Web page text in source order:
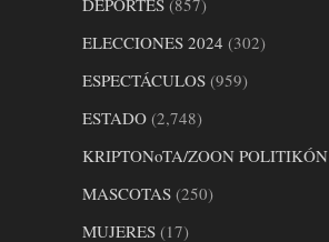
DEPORTES (857)
ELECCIONES 2024 (302)
ESPECTÁCULOS (959)
ESTADO (2,748)
KRIPTONoTA/ZOON POLITIKÓN
MASCOTAS (250)
MUJERES (17)